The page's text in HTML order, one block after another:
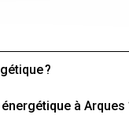
?
à Arques